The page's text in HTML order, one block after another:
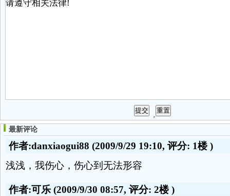
最新评论
作者:danxiaogui88 (2009/9/29 19:10, 评分: 1楼)
浅浅，我伤心，伤心到无法形容
作者:可乐 (2009/9/30 08:57, 评分: 2楼)